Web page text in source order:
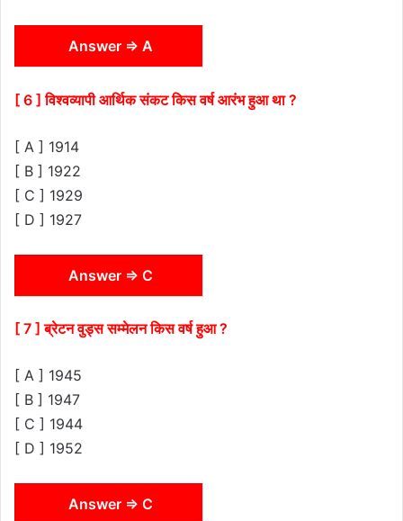
Answer ⇒ A
[ 6 ] विश्वव्यापी आर्थिक संकट किस वर्ष आरंभ हुआ था ?
[ A ] 1914
[ B ] 1922
[ C ] 1929
[ D ] 1927
Answer ⇒ C
[ 7 ] ब्रेटन वुड्स सम्मेलन किस वर्ष हुआ ?
[ A ] 1945
[ B ] 1947
[ C ] 1944
[ D ] 1952
Answer ⇒ C